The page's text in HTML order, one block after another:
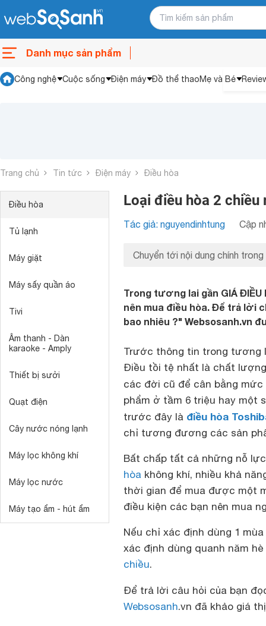
Danh mục sản phẩm
Công nghệ Cuộc sống Điện máy Đồ thể thaoMẹ và Bé
Trang chủ Tin tức Điện máy Điều hòa
Điều hòa
Tủ lạnh
Máy giặt
Máy sấy quần áo
Tivi
Âm thanh - Dàn
karaoke - Amply
Thiết bị sưởi
Quạt điện
Cây nước nóng lạnh
Máy lọc không khí
Máy lọc nước
Máy tạo ẩm - hút ẩm
Loại điều hòa 2 chiều
Tác giả: nguyendinhtung Cập
Chuyển tới nội dung chính trong
Trong tương lai gần GIÁ ĐIỀU
nên mua điều hòa. Để trả lời
bao nhiêu ?" Websosanh.vn
Trước thông tin trong tương
Điều tồi tệ nhất là chất
các đời cũ để cân bằng mức
phẩm ở tầm 6 triệu hay một
trước đây là điều hòa
chỉ tương đương các sản
Bất chấp tất cả những nỗ
hòa không khí, nhiều khả
thời gian để mua được một
điều kiện các bạn nên mua
Nếu chỉ xác định dùng 1
xác định dùng quanh năm
chiều.
Để trả lời câu hỏi của bạn
Websosanh.vn đã khảo giá